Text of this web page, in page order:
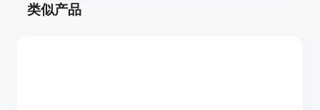
类似产品